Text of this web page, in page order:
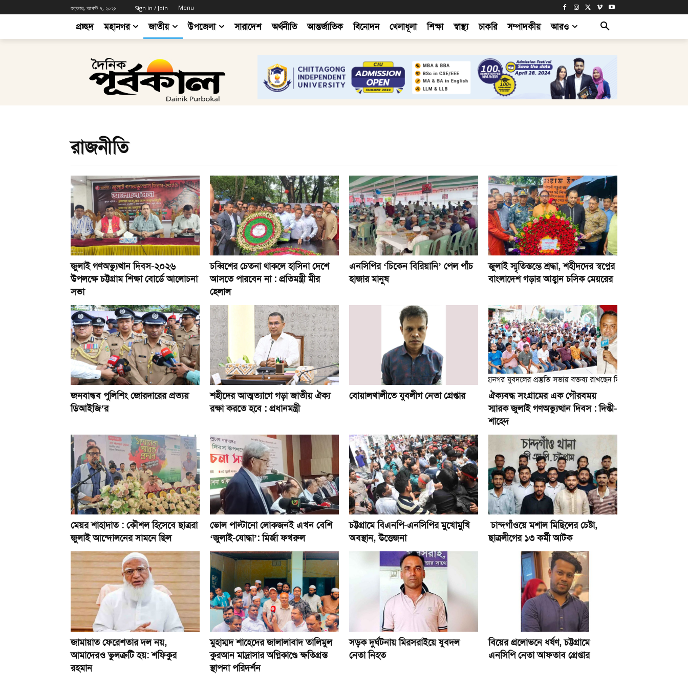
শুক্রবার, আগস্ট ৭, ২০২৬ Sign in / Join Menu
প্রচ্ছদ মহানগর জাতীয় উপজেলা সারাদেশ অর্থনীতি আন্তর্জাতিক বিনোদন খেলাধূলা শিক্ষা স্বাস্থ্য চাকরি সম্পাদকীয় আরও
রাজনীতি
জুলাই গণঅভ্যুত্থান দিবস-২০২৬
উপলক্ষে চট্টগ্রাম শিক্ষা বোর্ডে আলোচনা
সভা
চব্বিশের চেতনা থাকলে হাসিনা দেশে
আসতে পারবেন না : প্রতিমন্ত্রী মীর
হেলাল
এনসিপির ‘চিকেন বিরিয়ানি’ পেল পাঁচ
হাজার মানুষ
জুলাই স্মৃতিস্তম্ভে শ্রদ্ধা, শহীদদের স্বপ্নের
বাংলাদেশ গড়ার আহ্বান চসিক মেয়রের
জনবান্ধব পুলিশিং জোরদারের প্রত্যয়
ডিআইজি’র
শহীদের আত্মত্যাগে গড়া জাতীয় ঐক্য
রক্ষা করতে হবে : প্রধানমন্ত্রী
বোয়ালখালীতে যুবলীগ নেতা গ্রেপ্তার
ঐক্যবদ্ধ সংগ্রামের এক গৌরবময়
স্মারক জুলাই গণঅভ্যুত্থান দিবস : দিপ্তী-
শাহেদ
মেয়র শাহাদাত : কৌশল হিসেবে ছাত্ররা
জুলাই আন্দোলনের সামনে ছিল
ভোল পাল্টানো লোকজনই এখন বেশি
‘জুলাই-যোদ্ধা’: মির্জা ফখরুল
চট্টগ্রামে বিএনপি-এনসিপির মুখোমুখি
অবস্থান, উত্তেজনা
চান্দগাঁওয়ে মশাল মিছিলের চেষ্টা,
ছাত্রলীগের ১৩ কর্মী আটক
জামায়াত ফেরেশতার দল নয়,
আমাদেরও ভুলত্রুটি হয়: শফিকুর
রহমান
মুহাম্মদ শাহেদের জালালাবাদ তালিমুল
কুরআন মাদ্রাসার অগ্নিকাণ্ডে ক্ষতিগ্রস্ত
স্থাপনা পরিদর্শন
সড়ক দুর্ঘটনায় মিরসরাইয়ে যুবদল
নেতা নিহত
বিয়ের প্রলোভনে ধর্ষণ, চট্টগ্রামে
এনসিপি নেতা আফতাব গ্রেপ্তার